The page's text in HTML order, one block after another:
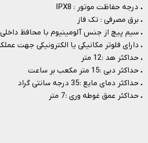
. درجه حفاظت موتور : IPX8
. برق مصرفی : تک فاز
. سیم پیچ از جنس آلومینیوم با محافظ داخلی
. دارای فلوتر مکانیکی یا الکترونیکی جهت
. حداکثر هد : 12 متر
. حداکثر دبی : 15 متر مکعب بر ساعت
. حداکثر دمای مایع : 35 درجه سانتی گراد
. حداکثر عمق غوطه وری : 7 متر